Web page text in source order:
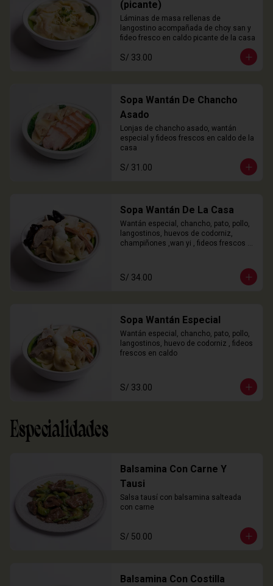
(picante)
Láminas de masa rellenas de
langostino acompañada de choy san y
fideo fresco en caldo picante de la casa
S/ 33.00
Sopa Wantán De Chancho
Asado
Lonjas de chancho asado, wantán
especial y fideos frescos en caldo de la
casa
S/ 31.00
Sopa Wantán De La Casa
Wantán especial, chancho, pato, pollo,
langostinos, huevos de codorniz,
champiñones ,wan yi , fideos frescos
S/ 34.00
Sopa Wantán Especial
Wantán especial, chancho, pato, pollo,
langostinos, huevo de codorniz , fideos
frescos en caldo
S/ 33.00
Especialidades
Balsamina Con Carne Y
Tausi
Salsa tausí con balsamina salteada
con carne
S/ 50.00
Balsamina Con Costilla